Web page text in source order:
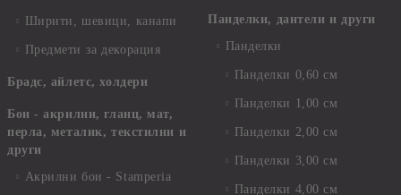
Ширити, шевици, канапи
Предмети за декорация
Брадс, айлетс, холдери
Бои - акрилни, гланц, мат,
перла, металик, текстилни и
други
Акрилни бои - Stamperia
Панделки, дантели и други
Панделки
Панделки 0,60 см
Панделки 1,00 см
Панделки 2,00 см
Панделки 3,00 см
Панделки 4,00 см